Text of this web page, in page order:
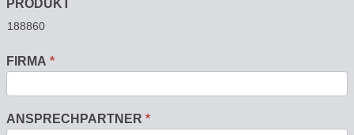
PRODUKT
FIRMA *
ANSPRECHPARTNER *